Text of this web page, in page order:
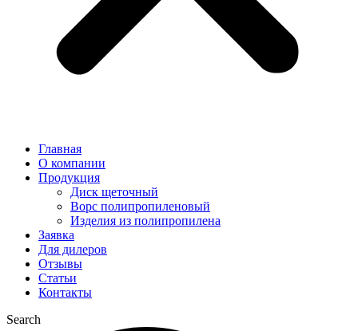
Главная
О компании
Продукция
Диск щеточный
Ворс полипропиленовый
Изделия из полипропилена
Заявка
Для дилеров
Отзывы
Статьи
Контакты
Search